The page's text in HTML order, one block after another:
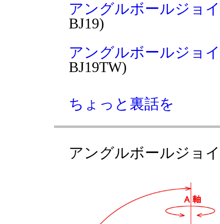
アングルボールジョ
BJ19)
アングルボールジョ
BJ19TW)
ちょっと裏話を
アングルボールジョ